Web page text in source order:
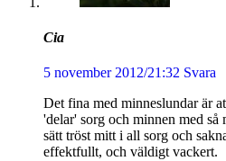
Cia
5 november 2012/21:32 Svara
Det fina med minneslundar är
'delar' sorg och minnen med så
sätt tröst mitt i all sorg och
effektfullt, och väldigt vackert.